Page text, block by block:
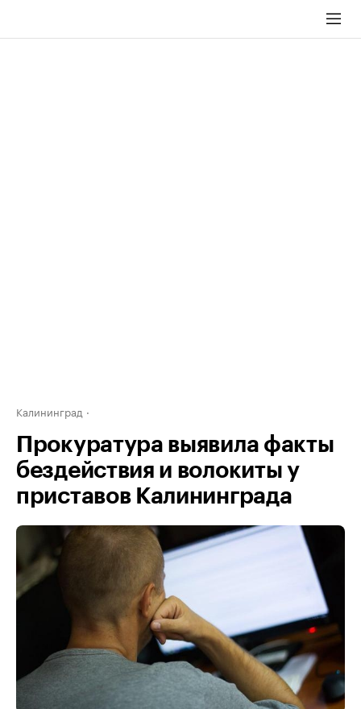
Калининград
Прокуратура выявила факты
бездействия и волокиты у
приставов Калининграда